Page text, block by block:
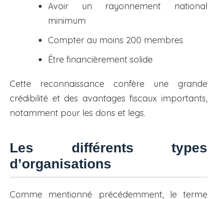
Avoir un rayonnement national
minimum
Compter au moins 200 membres
Être financièrement solide
Cette reconnaissance confère une grande
crédibilité et des avantages fiscaux importants,
notamment pour les dons et legs.
Les différents types
d’organisations
Comme mentionné précédemment, le terme